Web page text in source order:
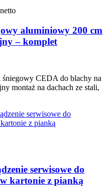
aluminiowy 200 cm
– komplet
CEDA do blachy na
montaż na dachach ze stali,
serwisowe do
kartonie z pianką